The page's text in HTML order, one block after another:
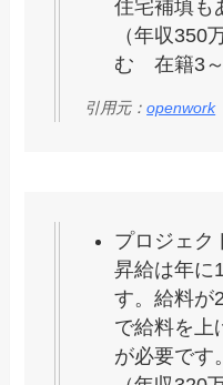
住宅補填も
（年収
む 在籍3～
引用元：openwork
プロジェク
昇給は年に
す。給料が
で給料を上
が必要です。